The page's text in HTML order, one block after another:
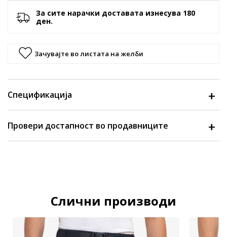
За сите нарачки доставата изнесува 180
ден.
Зачувајте во листата на желби
Спецификација
Провери достапност во продавниците
Слични производи